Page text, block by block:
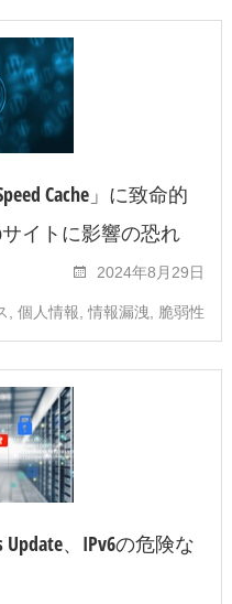
Cache」に致命的
イトに影響の恐れ
2024年8月29日
,個人情報 ,情報漏洩 脆弱性
、IPv6の危険な